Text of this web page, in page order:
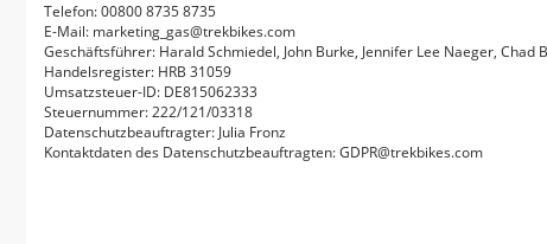
Telefon: 00800 8735 8735
E-Mail: marketing_gas@trekbikes.com
Geschäftsführer: Harald Schmiedel, John Burke, Jennifer Lee Naeger, Chad
Handelsregister: HRB 31059
Umsatzsteuer-ID: DE815062333
Steuernummer: 222/121/03318
Datenschutzbeauftragter: Julia Fronz
Kontaktdaten des Datenschutzbeauftragten: GDPR@trekbikes.com